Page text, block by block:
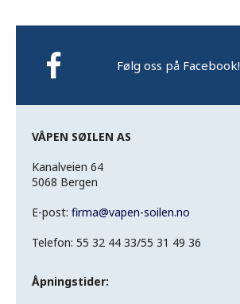
Følg oss på Facebook!
VÅPEN SØILEN AS
Kanalveien 64
5068 Bergen
E-post: firma@vapen-soilen.no
Telefon: 55 32 44 33/55 31 49 36
Åpningstider: